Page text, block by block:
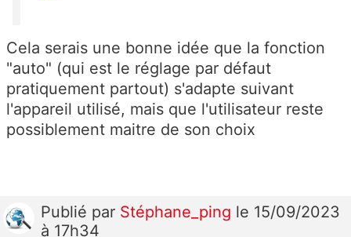
Cela serais une bonne idée que la fonction
"auto" (qui est le réglage par défaut
pratiquement partout) s'adapte suivant
l'appareil utilisé, mais que l'utilisateur reste
possiblement maitre de son choix
Publié par Stéphane_ping le 15/09/2023
à 17h34